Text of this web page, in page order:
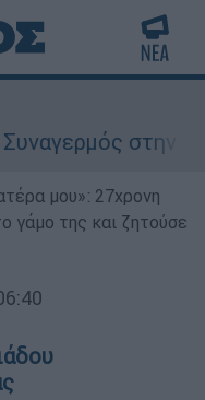
στην
μου»: 27χρονη
γάμο της και ζητούσε